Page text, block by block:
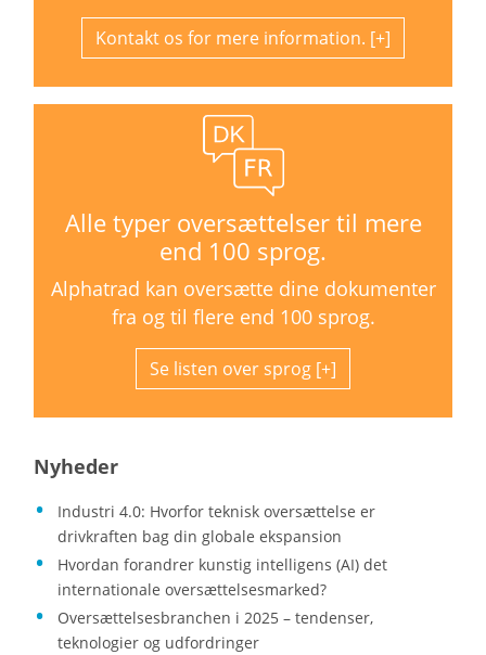
Kontakt os for mere information.
Alle typer oversættelser til mere
end 100 sprog.
Alphatrad kan oversætte dine dokumenter
fra og til flere end 100 sprog.
Se listen over sprog
Nyheder
Industri 4.0: Hvorfor teknisk oversættelse er
drivkraften bag din globale ekspansion
Hvordan forandrer kunstig intelligens (AI) det
internationale oversættelsesmarked?
Oversættelsesbranchen i 2025 – tendenser,
teknologier og udfordringer